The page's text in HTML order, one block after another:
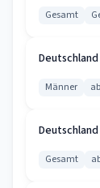
Gesamt
Deutschland
Männer
Deutschland
Gesamt